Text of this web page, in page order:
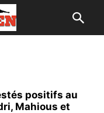
positifs au
Mahious et